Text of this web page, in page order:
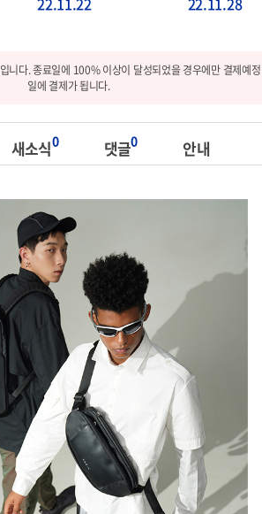
입니다. 종료일에 100% 이상이 달성되었을 경우에만 결제예정
일에 결제가 됩니다.
새소식0 댓글0 안내